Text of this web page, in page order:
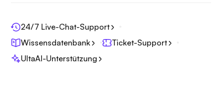
24/7 Live-Chat-Support
Wissensdatenbank
Ticket-Support
UltaAI-Unterstützung